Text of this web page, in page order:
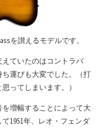
を讃えるモデルです。
ていたのはコントラバ
運びも大変でした。（打
ってしまいます。）
増幅することによって大
1951年、レオ・フェンダ